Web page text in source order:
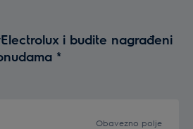
i budite nagrađeni
*
Obavezno polje